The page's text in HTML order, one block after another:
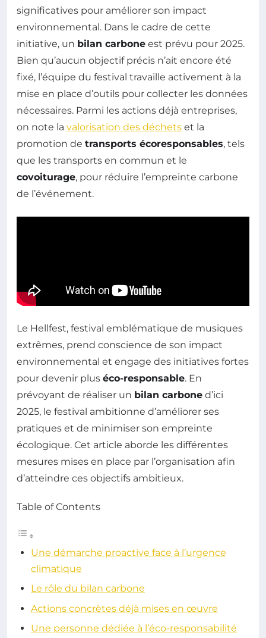
significatives pour améliorer son impact
environnemental. Dans le cadre de cette
initiative, un bilan carbone est prévu pour 2025.
Bien qu’aucun objectif précis n’ait encore été
fixé, l’équipe du festival travaille activement à la
mise en place d’outils pour collecter les données
nécessaires. Parmi les actions déjà entreprises,
on note la valorisation des déchets et la
promotion de transports écoresponsables, tels
que les transports en commun et le
covoiturage, pour réduire l’empreinte carbone
de l’événement.
Le Hellfest, festival emblématique de musiques
extrêmes, prend conscience de son impact
environnemental et engage des initiatives fortes
pour devenir plus éco-responsable. En
prévoyant de réaliser un bilan carbone d’ici
2025, le festival ambitionne d’améliorer ses
pratiques et de minimiser son empreinte
écologique. Cet article aborde les différentes
mesures mises en place par l’organisation afin
d’atteindre ces objectifs ambitieux.
Table of Contents
Une démarche proactive face à l’urgence
climatique
Le rôle du bilan carbone
Actions concrètes déjà mises en œuvre
Une personne dédiée à l’éco-responsabilité